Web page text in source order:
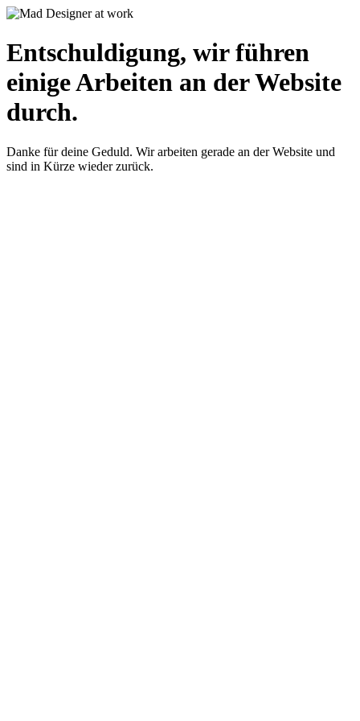
Entschuldigung, wir führen
einige Arbeiten an der Website
durch.
Danke für deine Geduld. Wir arbeiten gerade an der Website und
sind in Kürze wieder zurück.